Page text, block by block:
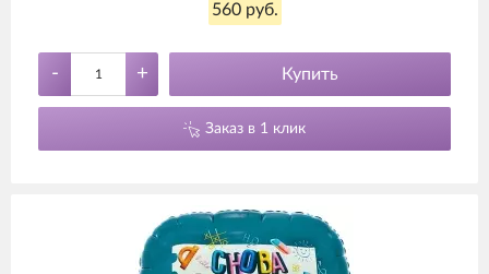
560 руб.
- + Купить
Заказ в 1 клик